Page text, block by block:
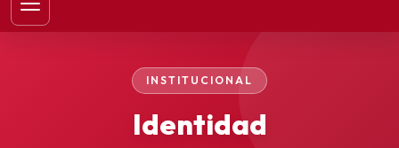
INSTITUCIONAL
Identidad